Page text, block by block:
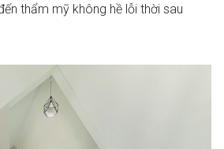
thẩm mỹ không hề lỗi thời sau